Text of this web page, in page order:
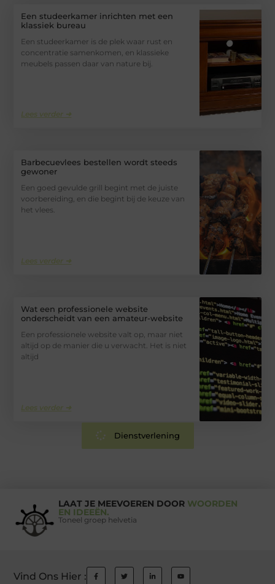
Een studeerkamer inrichten met een
klassiek bureau
Een studeerkamer is de plek waar rust en
concentratie samenkomen, en klassieke
meubels passen daar van nature bij.
Lees verder ➜
Barbecuevlees bestellen wordt steeds
gewoner
Een goed gevulde grill begint met de juiste
voorbereiding, en die begint bij de keuze van
het vlees.
Lees verder ➜
Wat een professionele website
onderscheidt van een amateur-website
Een professionele website valt op, maar niet
altijd op de manier die u verwacht. Het is niet
altijd
Lees verder ➜
Dienstverlening
LAAT JE MEEVOEREN DOOR WOORDEN
EN IDEEËN.
Toneel groep helvetia
Vind Ons Hier :